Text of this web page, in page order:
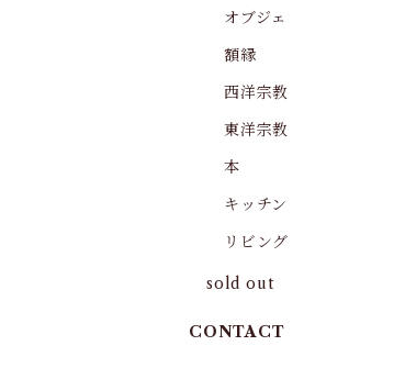
オブジェ
額縁
西洋宗教
東洋宗教
本
キッチン
リビング
sold out
CONTACT